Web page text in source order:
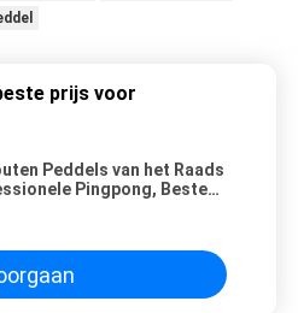
prijs voor
Peddels van het Raads
Pingpong, Beste